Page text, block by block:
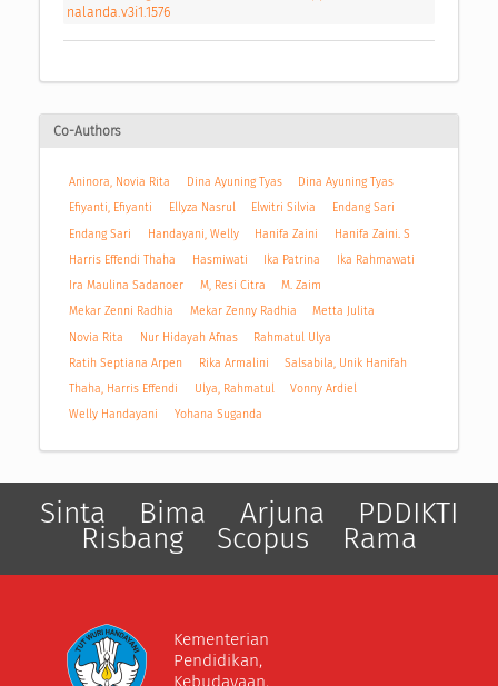
nalanda.v3i1.1576
Co-Authors
Aninora, Novia Rita Dina Ayuning Tyas
Dina Ayuning Tyas
Efiyanti, Efiyanti
Ellyza Nasrul Elwitri Silvia
Endang Sari
Endang Sari
Handayani, Welly Hanifa Zaini
Hanifa Zaini. S
Harris Effendi Thaha
Hasmiwati Ika Patrina
Ika Rahmawati
Ira Maulina Sadanoer
M, Resi Citra
M. Zaim
Mekar Zenni Radhia
Mekar Zenny Radhia
Metta Julita
Novia Rita
Nur Hidayah Afnas
Rahmatul Ulya
Ratih Septiana Arpen
Rika Armalini
Salsabila, Unik Hanifah
Thaha, Harris Effendi
Ulya, Rahmatul
Vonny Ardiel
Welly Handayani
Yohana Suganda
Sinta Bima Arjuna PDDIKTI
Risbang Scopus Rama
Kementerian
Pendidikan,
Kebudayaan,